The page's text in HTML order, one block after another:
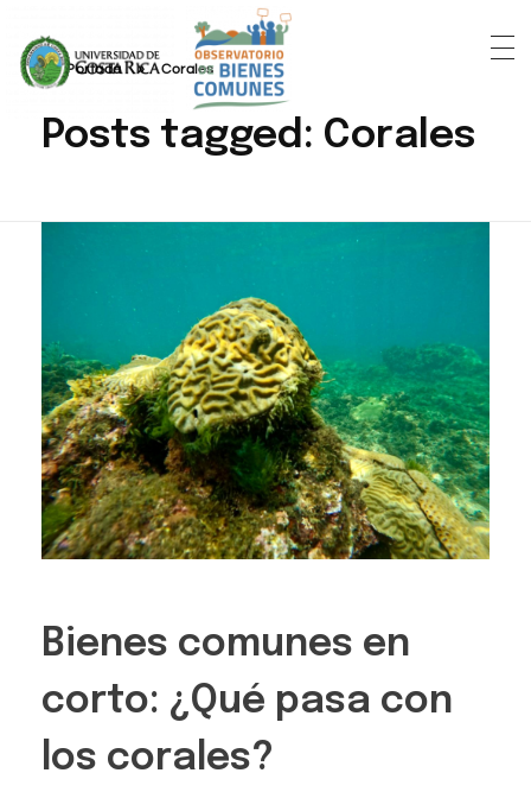
Portada » Corales
Posts tagged: Corales
Bienes comunes en
corto: ¿Qué pasa con
los corales?